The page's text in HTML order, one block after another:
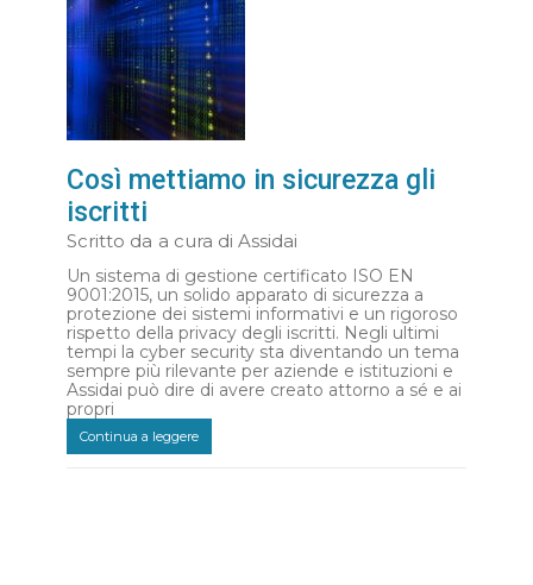
Così mettiamo in sicurezza gli
iscritti
Scritto da a cura di Assidai
Un sistema di gestione certificato ISO EN
9001:2015, un solido apparato di sicurezza a
protezione dei sistemi informativi e un rigoroso
rispetto della privacy degli iscritti. Negli ultimi
tempi la cyber security sta diventando un tema
sempre più rilevante per aziende e istituzioni e
Assidai può dire di avere creato attorno a sé e ai
propri
Continua a leggere